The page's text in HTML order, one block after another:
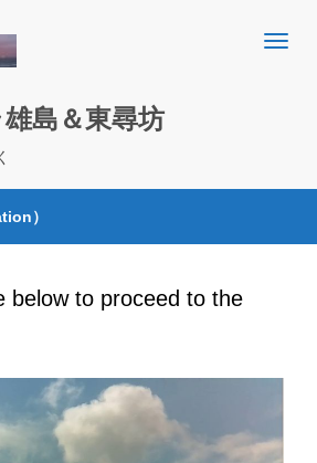
島＆東尋坊
）
below to proceed to the